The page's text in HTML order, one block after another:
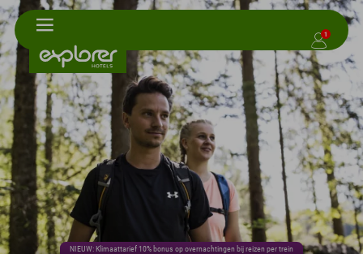
1
NIEUW: Klimaattarief 10% bonus op overnachtingen bij reizen per trein